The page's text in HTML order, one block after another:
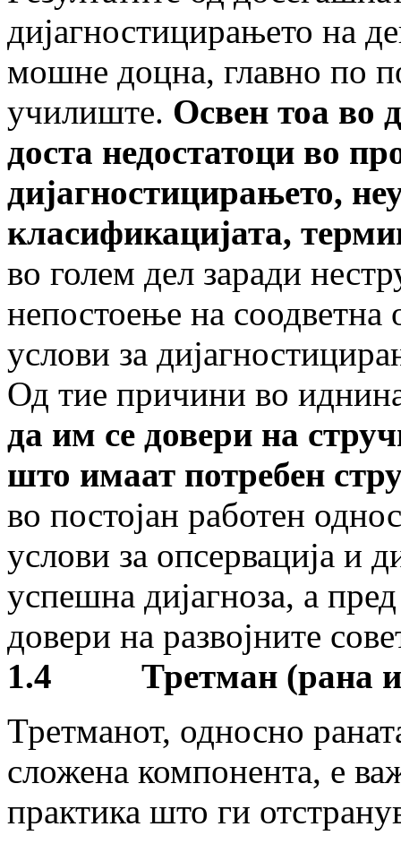
дијагностицирањето на
мошне доцна, главно по
училиште. Освен тоа во
доста недостатоци во
дијагностицирањето,
класификацијата,
во голем дел заради
непостоење на
услови за
Од тие причини во
да им се довери на
што имаат потребен
во постојан работен
услови за опсервација и
успешна дијагноза, а
довери на развојните
1.4 Третман (рана
Третманот, односно
сложена компонента, е
практика што ги